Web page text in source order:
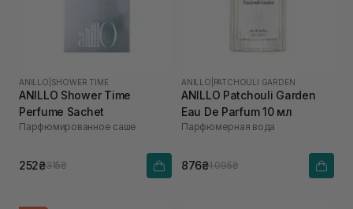
ANILLO SHOWER TIME
ANILLO Shower Time
Perfume Sachet
Парфюмированное саше
252₴315₴
ANILLO PATCHOULI GARDEN
ANILLO Patchouli Garden
Eau De Parfum 10 мл
Парфюмерная вода
876₴1 095₴